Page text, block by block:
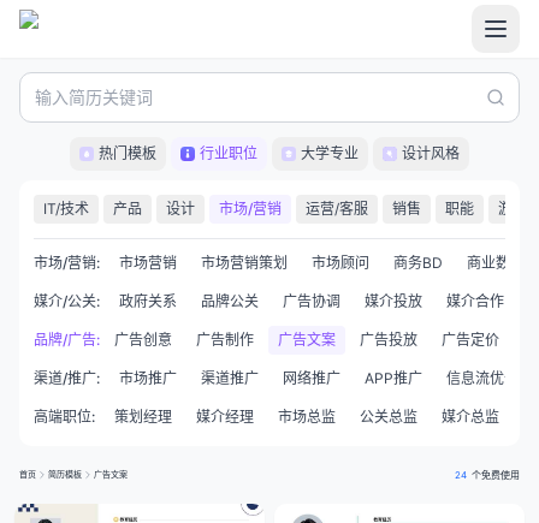
热门模板 行业职位 大学专业 设计风格
IT/技术 产品 设计 市场/营销 运营/客服 销售 职能 游戏
市场/营销: 市场营销 市场营销策划 市场顾问 商务BD 商业数据
媒介/公关: 政府关系 品牌公关 广告协调 媒介投放 媒介合作
品牌/广告: 广告创意 广告制作 广告文案 广告投放 广告定价
渠道/推广: 市场推广 渠道推广 网络推广 APP推广 信息流优化师
高端职位: 策划经理 媒介经理 市场总监 公关总监 媒介总监
首页 简历模板 广告文案 24 个免费使用